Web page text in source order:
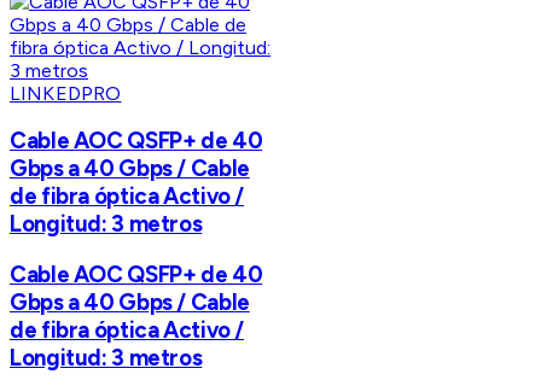
LINKEDPRO
Cable AOC QSFP+ de 40
Gbps a 40 Gbps / Cable
de fibra óptica Activo /
Longitud: 3 metros
Cable AOC QSFP+ de 40
Gbps a 40 Gbps / Cable
de fibra óptica Activo /
Longitud: 3 metros